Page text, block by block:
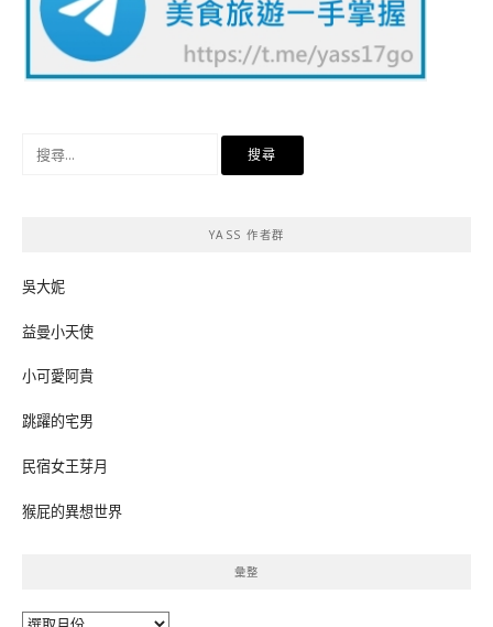
YASS 作者群
吳大妮
益曼小天使
小可愛阿貴
跳躍的宅男
民宿女王芽月
猴屁的異想世界
彙整
彙